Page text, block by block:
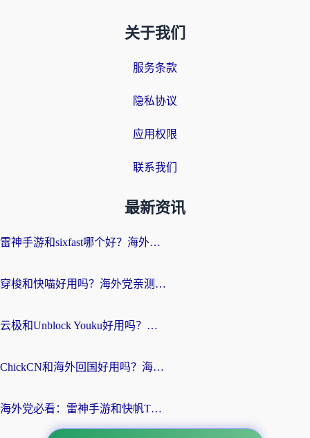
关于我们
服务条款
隐私协议
应用权限
联系我们
最新资讯
雷神手游和sixfast哪个好？海外党亲测3款回国加速器，教你选对不踩坑
穿梭和快喵好用吗？海外党亲测：小众加速器对比+番茄加速器深度体验
云极和Unblock Youku好用吗？海外党亲测+2026回国加速器避坑指南
ChickCN和海外回国好用吗？海外党2026亲测：从手游到影音，选对加速器的3个关键
海外党必看：雷神手游和快帆TV版好用吗？3步选对回国加速器不踩坑